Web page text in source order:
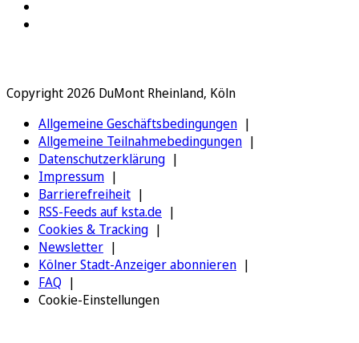
Copyright 2026 DuMont Rheinland, Köln
Allgemeine Geschäftsbedingungen
Allgemeine Teilnahmebedingungen
Datenschutzerklärung
Impressum
Barrierefreiheit
RSS-Feeds auf ksta.de
Cookies & Tracking
Newsletter
Kölner Stadt-Anzeiger abonnieren
FAQ
Cookie-Einstellungen